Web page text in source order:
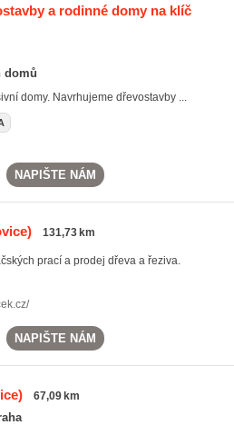
a rodinné domy na klíč
domů
domy. Navrhujeme dřevostavby ...
NAPIŠTE NÁM
131,73 km
prací a prodej dřeva a řeziva.
NAPIŠTE NÁM
67,09 km